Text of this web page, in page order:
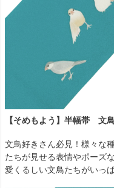
【そめもよう】半幅帯 文
文鳥好きさん必見！様々な
たちが見せる表情やポーズ
愛くるしい文鳥たちがいっぱ